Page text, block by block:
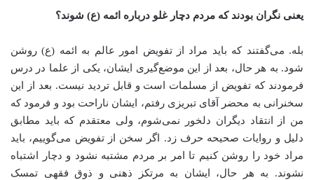
یعنی نگران بودند که مردم دچار غلو درباره ائمه (ع) شوند؟
بله. می‌گفتند که باید مراد از تفویض امور عالم به ائمه (ع) روشن
شود. به هر حال، بعد از این موضع‌گیری ایشان، یکی از علما در درس
فرمودند که تفویض از مسلمات است و قابل تردید نیست. بعد از این
سخنرانی به محضر آقای تبریزی رفتم، ایشان ناراحت بود و فرمود که
من از انتقاد دیگران دلخور نمی‌شوم، ولی معتقدم که باید مطابق
دلیل و روایات صحیحه حرف زد. اگر سخن از تفویض می‌گوییم، باید
مراد خود را روشن کنیم تا امر بر مردم مشتبه نشود و دچار اشتباه
نشوند. به هر حال، ایشان به مرتکز ذهنی و ذوق فقهی تمسک